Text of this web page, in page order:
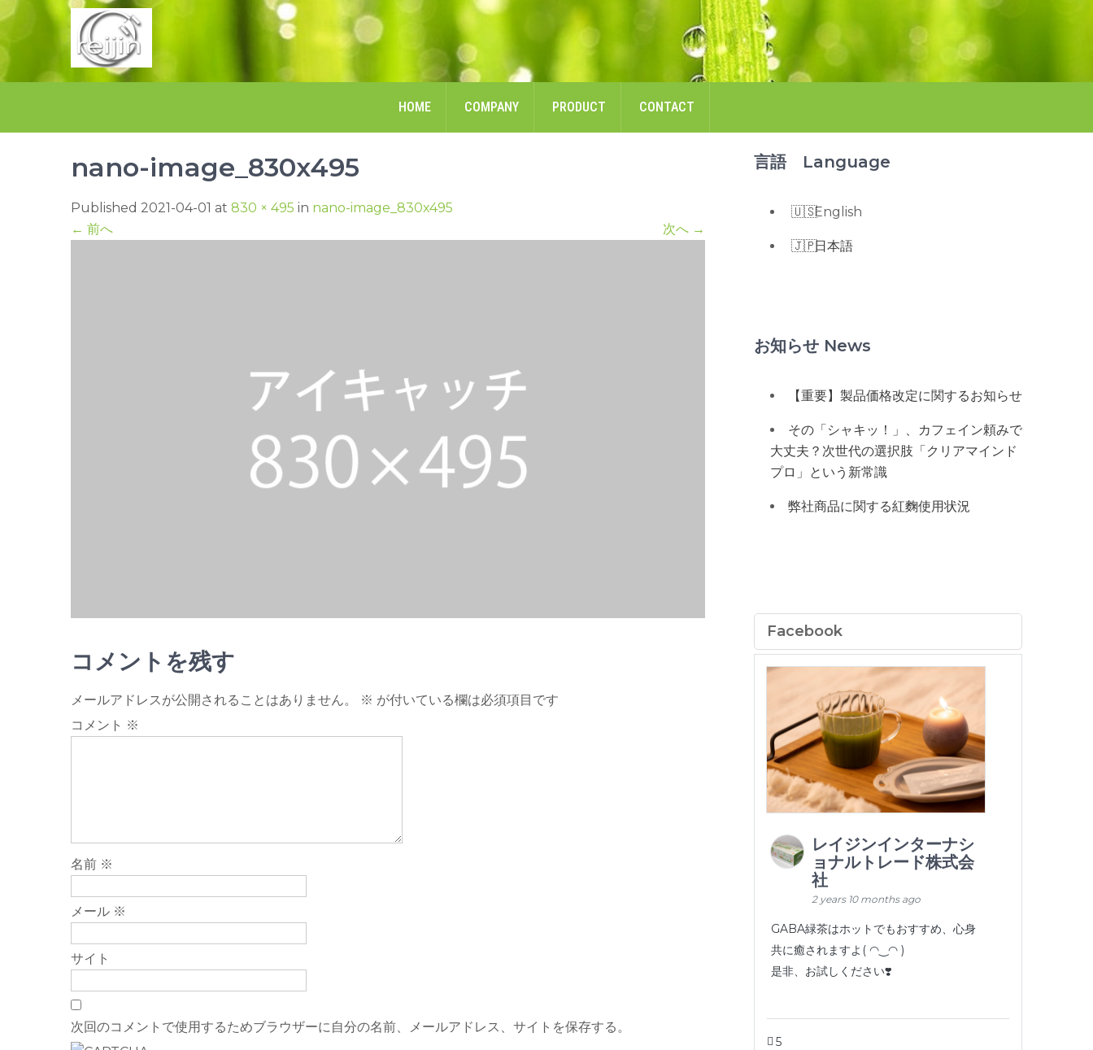
Skip
content
HOME COMPANY PRODUCT CONTACT
nano-image_830x495
Published 2021-04-01 at 830 × 495 in nano-image_830x495
← 前へ 次へ →
コメントを残す
メールアドレスが公開されることはありません。 ※ が付いている欄は必須項目です
コメント ※
名前 ※
メール ※
サイト
次回のコメントで使用するためブラウザーに自分の名前、メールアドレス、サイトを保存する。
言語 Language
English
日本語
お知らせ News
【重要】製品価格改定に関するお知らせ
その「シャキッ！」、カフェイン頼みで
大丈夫？次世代の選択肢「クリアマインド
プロ」という新常識
弊社商品に関する紅麴使用状況
Facebook
レイジンインターナシ
ョナルトレード株式会
社
2 years 10 months ago
GABA緑茶はホットでもおすすめ、心身
共に癒されますよ( ◠‿◠ )
是非、お試しください❣️
5